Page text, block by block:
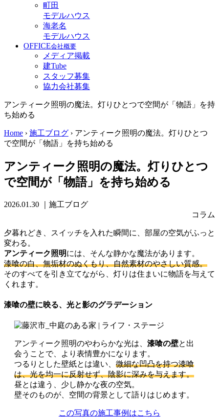
町田
モデルハウス
海老名
モデルハウス
OFFICE会社概要
メディア掲載
建Tube
スタッフ募集
協力会社募集
アンティーク照明の魔法。灯りひとつで空間が「物語」を持
ち始める
Home › 施工ブログ › アンティーク照明の魔法。灯りひとつ
で空間が「物語」を持ち始める
アンティーク照明の魔法。灯りひとつ
で空間が「物語」を持ち始める
2026.01.30
｜施工ブログ
コラム
夕暮れどき、スイッチを入れた瞬間に、部屋の空気がふっと
変わる。
アンティーク照明には、そんな静かな魔法があります。
漆喰の白、無垢材のぬくもり、自然素材のやさしい質感。
そのすべてを引き立てながら、灯りは住まいに物語を与えて
くれます。
漆喰の壁に映る、光と影のグラデーション
アンティーク照明のやわらかな光は、 漆喰の壁と出
会うことで、より表情豊かになります。
つるりとした壁紙とは違い、 微細な凹凸を持つ漆喰
は、光を均一に反射せず、陰影に深みを与えます。
昼とは違う、少し静かな夜の空気。
壁そのものが、空間の背景として語りはじめます。
この写真の施工事例はこちら